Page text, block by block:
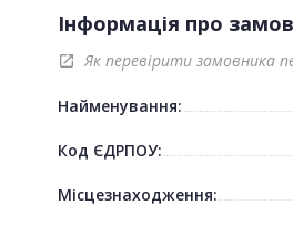
Інформація про
open_in_new Як перевірити замовника
Найменування:
Код ЄДРПОУ:
Місцезнаходження: